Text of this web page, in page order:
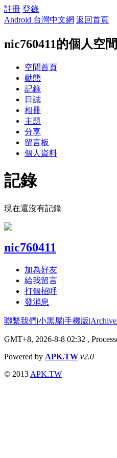
註冊 登錄
Android 台灣中文網 返回首頁
nic760411的個人空間
空間首頁
動態
記錄
日誌
相冊
主題
分享
留言板
個人資料
記錄
現在還沒有記錄
nic760411
加為好友
給我留言
打個招呼
發消息
聯繫我們|小黑屋|手機版|
GMT+8, 2026-8-8 02:32 ,
Powered by APK.TW v2.0
© 2013 APK.TW